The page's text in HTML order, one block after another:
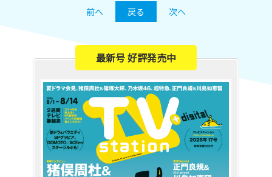
前へ 戻る 次へ
最新号 好評発売中